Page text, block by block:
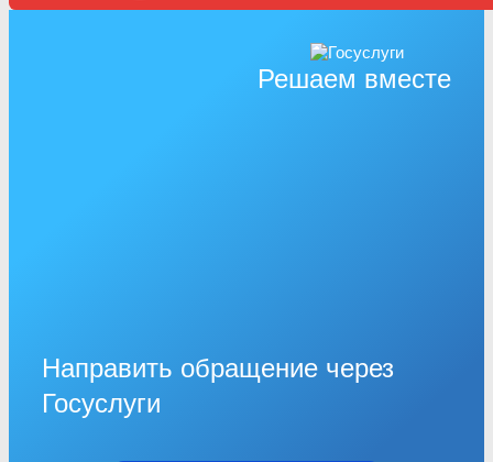
Решаем вместе
Направить обращение через
Госуслуги